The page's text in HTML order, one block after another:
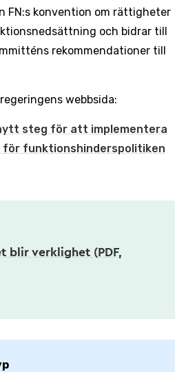
FN:s konvention om rättigheter
och bidrar till
rekommendationer till
webbsida:
steg för att implementera
funktionshinderspolitiken
blir verklighet (PDF,